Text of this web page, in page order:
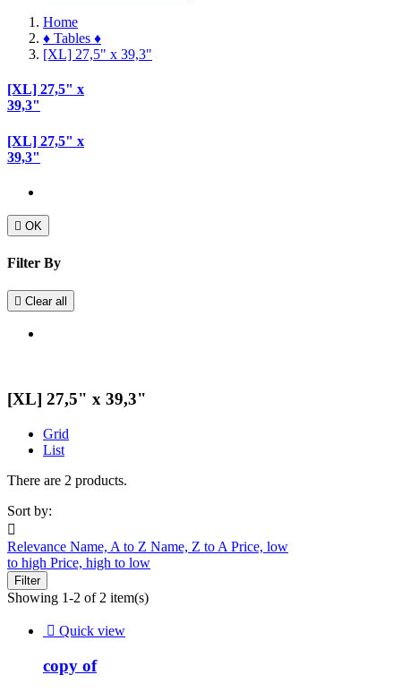
Home
♦ Tables ♦
[XL] 27,5" x 39,3"
[XL] 27,5" x
39,3"
[XL] 27,5" x
39,3"
 OK
Filter By
 Clear all
[XL] 27,5" x 39,3"
Grid
List
There are 2 products.
Sort by:

Relevance Name, A to Z Name, Z to A Price, low
to high Price, high to low
Filter
Showing 1-2 of 2 item(s)
 Quick view
copy of